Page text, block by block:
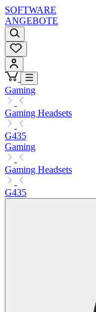
SOFTWARE
ANGEBOTE
Gaming
Gaming Headsets
G435
Gaming
Gaming Headsets
G435